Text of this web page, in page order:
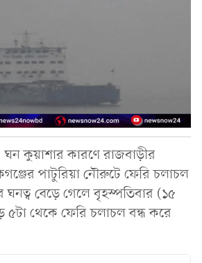
ঘন কুয়াশার কারণে রাজবাড়ীর
পাটুরিয়া নৌরুটে ফেরি চলাচল
ঘনত্ব বেড়ে গেলে বৃহস্পতিবার (১৫
৫টা থেকে ফেরি চলাচল বন্ধ করে